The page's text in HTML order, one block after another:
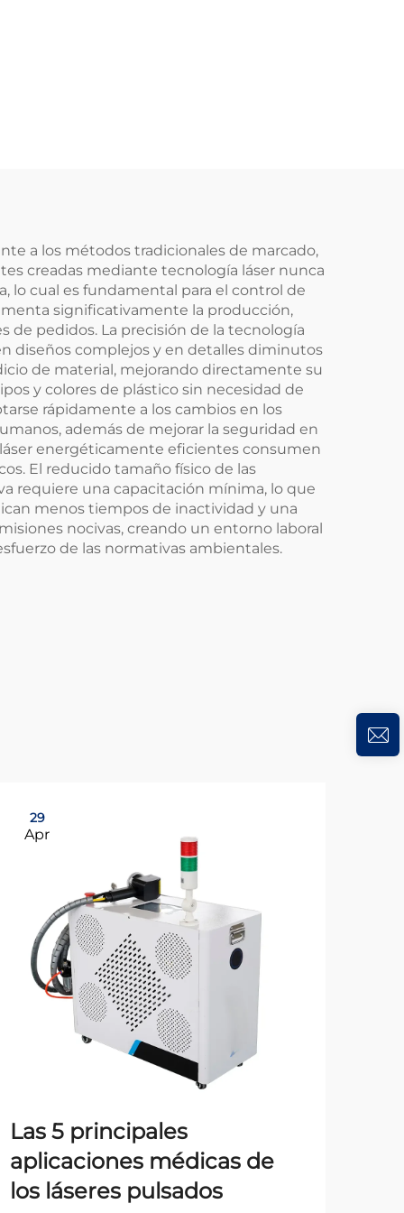
a los métodos tradicionales de marcado,
creadas mediante tecnología láser nunca
lo cual es fundamental para el control de
significativamente la producción,
pedidos. La precisión de la tecnología
diseños complejos y en detalles diminutos
de material, mejorando directamente su
y colores de plástico sin necesidad de
rápidamente a los cambios en los
además de mejorar la seguridad en
energéticamente eficientes consumen
El reducido tamaño físico de las
requiere una capacitación mínima, lo que
menos tiempos de inactividad y una
nocivas, creando un entorno laboral
de las normativas ambientales.
29
Apr
Las 5 principales
aplicaciones médicas de
los láseres pulsados